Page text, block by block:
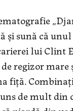
și sună că
lui Clint
regizor mare
fiță.
de mult din